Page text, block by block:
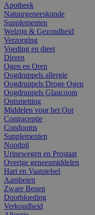
Apotheek
Natuurgeneeskunde
Supplementen
Welzijn & Gezondheid
Verzorging
Voeding en dieet
Dieren
Ogen en Oren
Oogdruppels allergie
Oogdruppels Droge Ogen
Oogdruppels Glaucoom
Ontsmetting
Middelen voor het Oor
Contraceptie
Condooms
Supplementen
Noodpil
Urinewegen en Prostaat
Overige geneesmiddelen
Hart en Vaatstelsel
Aambeien
Zware Benen
Doorbloeding
Verkoudheid